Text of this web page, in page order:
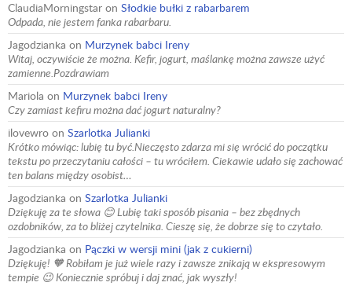
ClaudiaMorningstar on Słodkie bułki z rabarbarem
Odpada, nie jestem fanka rabarbaru.
Jagodzianka on Murzynek babci Ireny
Witaj, oczywiście że można. Kefir, jogurt, maślankę można zawsze użyć
zamienne.Pozdrawiam
Mariola on Murzynek babci Ireny
Czy zamiast kefiru można dać jogurt naturalny?
ilovewro on Szarlotka Julianki
Krótko mówiąc: lubię tu być.Nieczęsto zdarza mi się wrócić do początku
tekstu po przeczytaniu całości – tu wróciłem. Ciekawie udało się zachować
ten balans między osobist…
Jagodzianka on Szarlotka Julianki
Dziękuję za te słowa 😊 Lubię taki sposób pisania – bez zbędnych
ozdobników, za to bliżej czytelnika. Cieszę się, że dobrze się to czytało.
Jagodzianka on Pączki w wersji mini (jak z cukierni)
Dziękuję! 🧡 Robiłam je już wiele razy i zawsze znikają w ekspresowym
tempie 😉 Koniecznie spróbuj i daj znać, jak wyszły!